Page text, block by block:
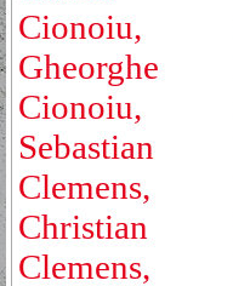
Cionoiu,
Gheorghe
Cionoiu,
Sebastian
Clemens,
Christian
Clemens,